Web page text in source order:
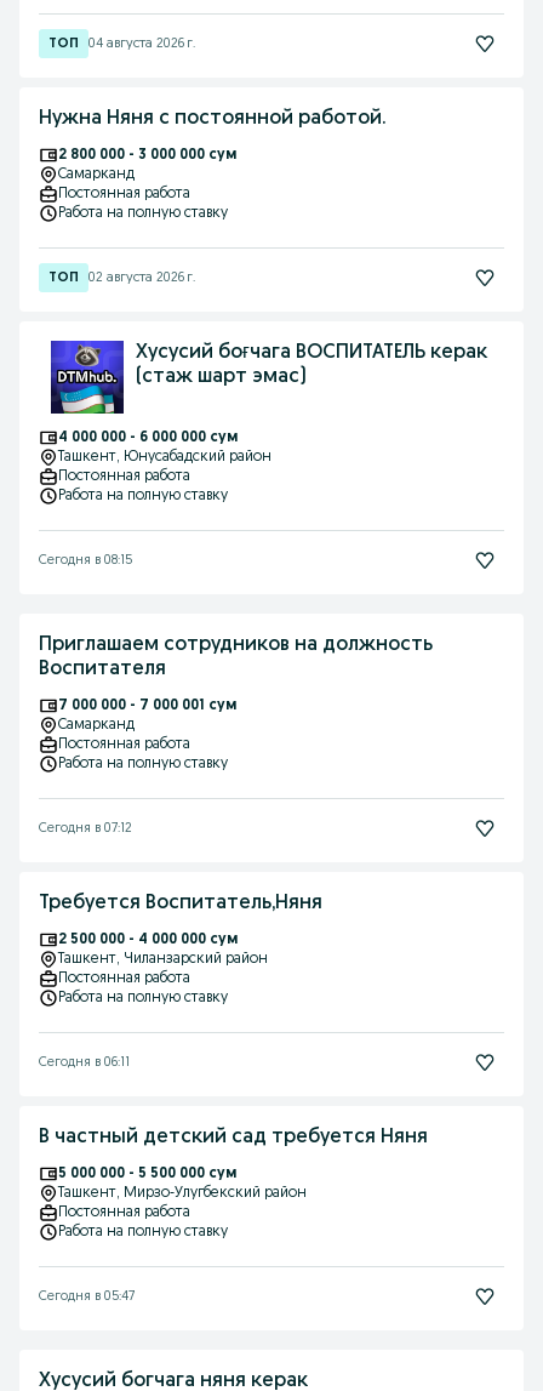
04 августа 2026 г.
Нужна Няня с постоянной работой.
2 800 000 - 3 000 000 сум
Самарканд
Постоянная работа
Работа на полную ставку
02 августа 2026 г.
Хусусий боғчага ВОСПИТАТЕЛЬ керак
(стаж шарт эмас)
4 000 000 - 6 000 000 сум
Ташкент, Юнусабадский район
Постоянная работа
Работа на полную ставку
Сегодня в 08:15
Приглашаем сотрудников на должность
Воспитателя
7 000 000 - 7 000 001 сум
Самарканд
Постоянная работа
Работа на полную ставку
Сегодня в 07:12
Требуется Воспитатель,Няня
2 500 000 - 4 000 000 сум
Ташкент, Чиланзарский район
Постоянная работа
Работа на полную ставку
Сегодня в 06:11
В частный детский сад требуется Няня
5 000 000 - 5 500 000 сум
Ташкент, Мирзо-Улугбекский район
Постоянная работа
Работа на полную ставку
Сегодня в 05:47
Хусусий богчага няня керак